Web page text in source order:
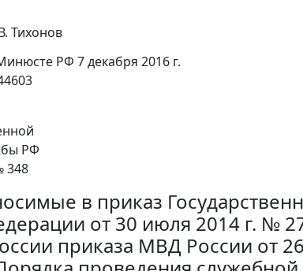
Тихонов
РФ 7 декабря 2016 г.
РФ
348
в приказ
от 30 июля 2014 г. №
приказа МВД России от